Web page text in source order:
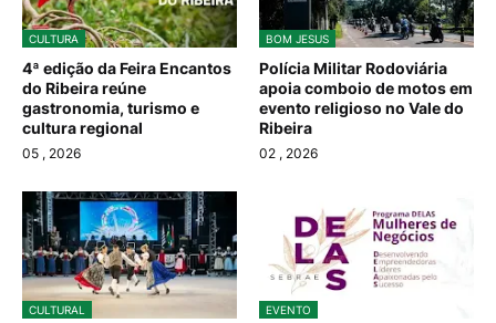
CULTURA
4ª edição da Feira Encantos
do Ribeira reúne
gastronomia, turismo e
cultura regional
05 , 2026
BOM JESUS
Polícia Militar Rodoviária
apoia comboio de motos em
evento religioso no Vale do
Ribeira
02 , 2026
CULTURAL EVENTO